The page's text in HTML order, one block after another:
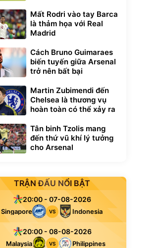
Mất Rodri vào tay Barca
là thảm họa với Real
Madrid
Cách Bruno Guimaraes
biến tuyến giữa Arsenal
trở nên bất bại
Martin Zubimendi đến
Chelsea là thương vụ
hoàn toàn có thể xảy ra
Tân binh Tzolis mang
đến thứ vũ khí lý tưởng
cho Arsenal
TRẬN ĐẤU NỔI BẬT
20:00 - 07-08-2026
Singapore VS Indonesia
20:00 - 08-08-2026
Malaysia VS Philippines